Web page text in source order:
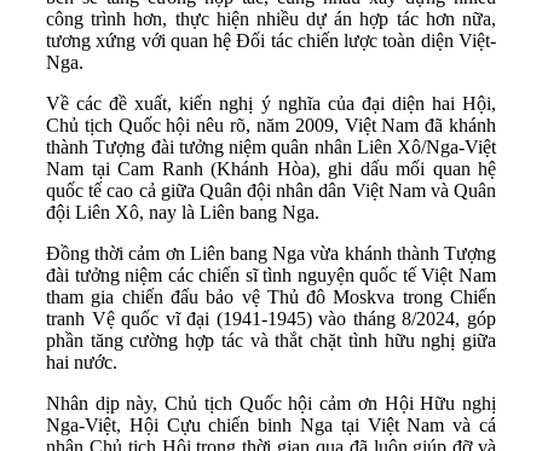
công trình hơn, thực hiện nhiều dự án hợp tác hơn nữa,
tương xứng với quan hệ Đối tác chiến lược toàn diện Việt-
Nga.
Về các đề xuất, kiến nghị ý nghĩa của đại diện hai Hội,
Chủ tịch Quốc hội nêu rõ, năm 2009, Việt Nam đã khánh
thành Tượng đài tưởng niệm quân nhân Liên Xô/Nga-Việt
Nam tại Cam Ranh (Khánh Hòa), ghi dấu mối quan hệ
quốc tế cao cả giữa Quân đội nhân dân Việt Nam và Quân
đội Liên Xô, nay là Liên bang Nga.
Đồng thời cảm ơn Liên bang Nga vừa khánh thành Tượng
đài tưởng niệm các chiến sĩ tình nguyện quốc tế Việt Nam
tham gia chiến đấu bảo vệ Thủ đô Moskva trong Chiến
tranh Vệ quốc vĩ đại (1941-1945) vào tháng 8/2024, góp
phần tăng cường hợp tác và thắt chặt tình hữu nghị giữa
hai nước.
Nhân dịp này, Chủ tịch Quốc hội cảm ơn Hội Hữu nghị
Nga-Việt, Hội Cựu chiến binh Nga tại Việt Nam và cá
nhân Chủ tịch Hội trong thời gian qua đã luôn giúp đỡ và